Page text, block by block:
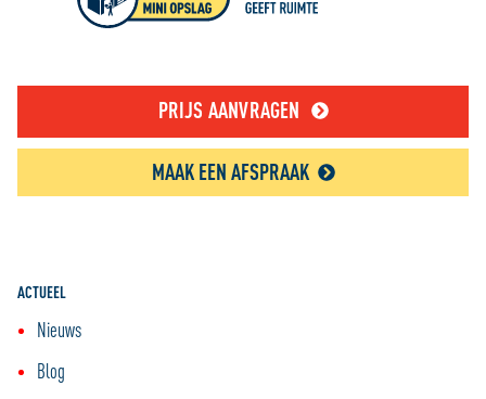
PRIJS AANVRAGEN
MAAK EEN AFSPRAAK
ACTUEEL
Nieuws
Blog